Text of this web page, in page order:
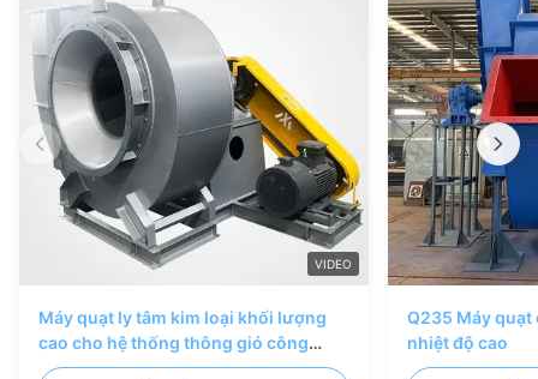
VIDEO
Máy quạt ly tâm kim loại khối lượng
cao cho hệ thống thông gió công
nghiệp và hệ thống không khí lò
Q235 Máy
nhiệt độ cao